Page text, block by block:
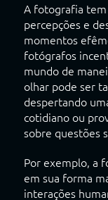
A fotografia tem
percepções e
momentos
fotógrafos
mundo de
olhar pode ser
despertando
cotidiano ou
sobre questões
Por exemplo, a
em sua forma
interações